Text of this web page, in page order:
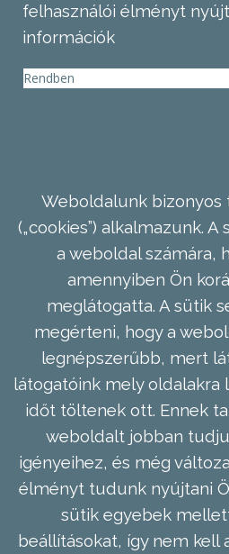
felhasználói élményt
információk
Rendben
Weboldalunk
(„cookies”) alkalmazunk.
a weboldal számára,
amennyiben Ön
meglátogatta. A sütik
megérteni, hogy a
legnépszerűbb, mert
látogatóink mely oldalakra
időt töltenek ott. Ennek
weboldalt jobban
igényeihez, és még
élményt tudunk nyújtani
sütik egyebek
beállításokat, így nem kell